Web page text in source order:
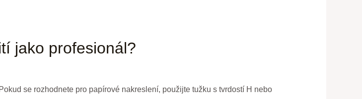
jako profesionál?
se rozhodnete pro papírové nakreslení, použijte tužku s tvrdostí H nebo